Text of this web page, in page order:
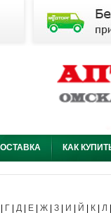
КАК
Г Д Е Ж З И Й К Л